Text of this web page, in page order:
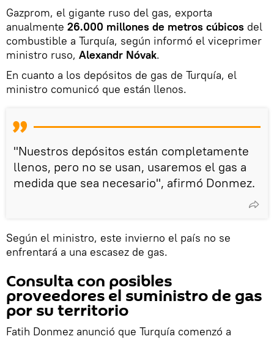
Gazprom, el gigante ruso del gas, exporta
anualmente 26.000 millones de metros cúbicos del
combustible a Turquía, según informó el viceprimer
ministro ruso, Alexandr Nóvak.
En cuanto a los depósitos de gas de Turquía, el
ministro comunicó que están llenos.
"Nuestros depósitos están completamente
llenos, pero no se usan, usaremos el gas a
medida que sea necesario", afirmó Donmez.
Según el ministro, este invierno el país no se
enfrentará a una escasez de gas.
Сonsulta con posibles
proveedores el suministro de gas
por su territorio
Fatih Donmez anunció que Turquía comenzó a